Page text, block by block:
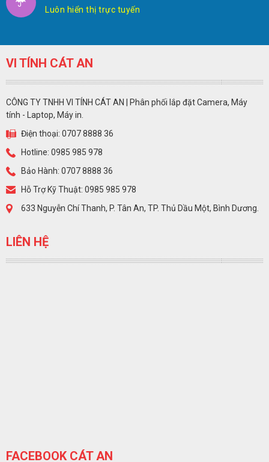
Luôn hiển thị trực tuyến
VI TÍNH CÁT AN
CÔNG TY TNHH VI TÍNH CÁT AN | Phân phối lắp đặt Camera, Máy
tính - Laptop, Máy in.
Điện thoại: 0707 8888 36
Hotline: 0985 985 978
Bảo Hành: 0707 8888 36
Hỗ Trợ Kỹ Thuật: 0985 985 978
633 Nguyễn Chí Thanh, P. Tân An, TP. Thủ Dầu Một, Bình Dương.
LIÊN HỆ
FACEBOOK CÁT AN